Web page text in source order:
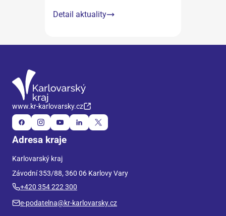
Detail aktuality
www.kr-karlovarsky.cz
Adresa kraje
Karlovarský kraj
Závodní 353/88, 360 06 Karlovy Vary
+420 354 222 300
e-podatelna@kr-karlovarsky.cz